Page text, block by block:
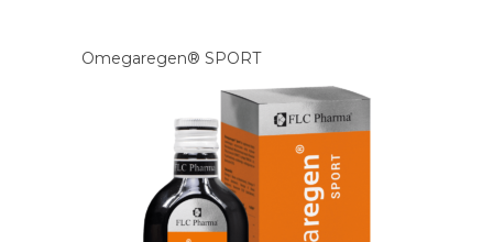
Omegaregen® SPORT